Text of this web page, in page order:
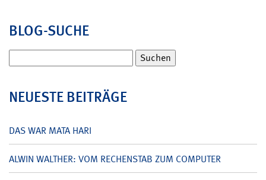
BLOG-SUCHE
nach:
NEUESTE BEITRÄGE
DAS WAR MATA HARI
ALWIN WALTHER: VOM RECHENSTAB ZUM COMPUTER